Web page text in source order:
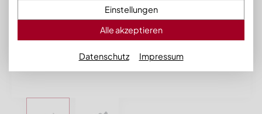
Einstellungen
Alle akzeptieren
Datenschutz Impressum